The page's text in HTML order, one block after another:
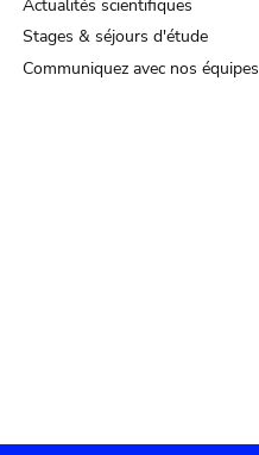
Actualités scientifiques
Stages & séjours d'étude
Communiquez avec nos équipes